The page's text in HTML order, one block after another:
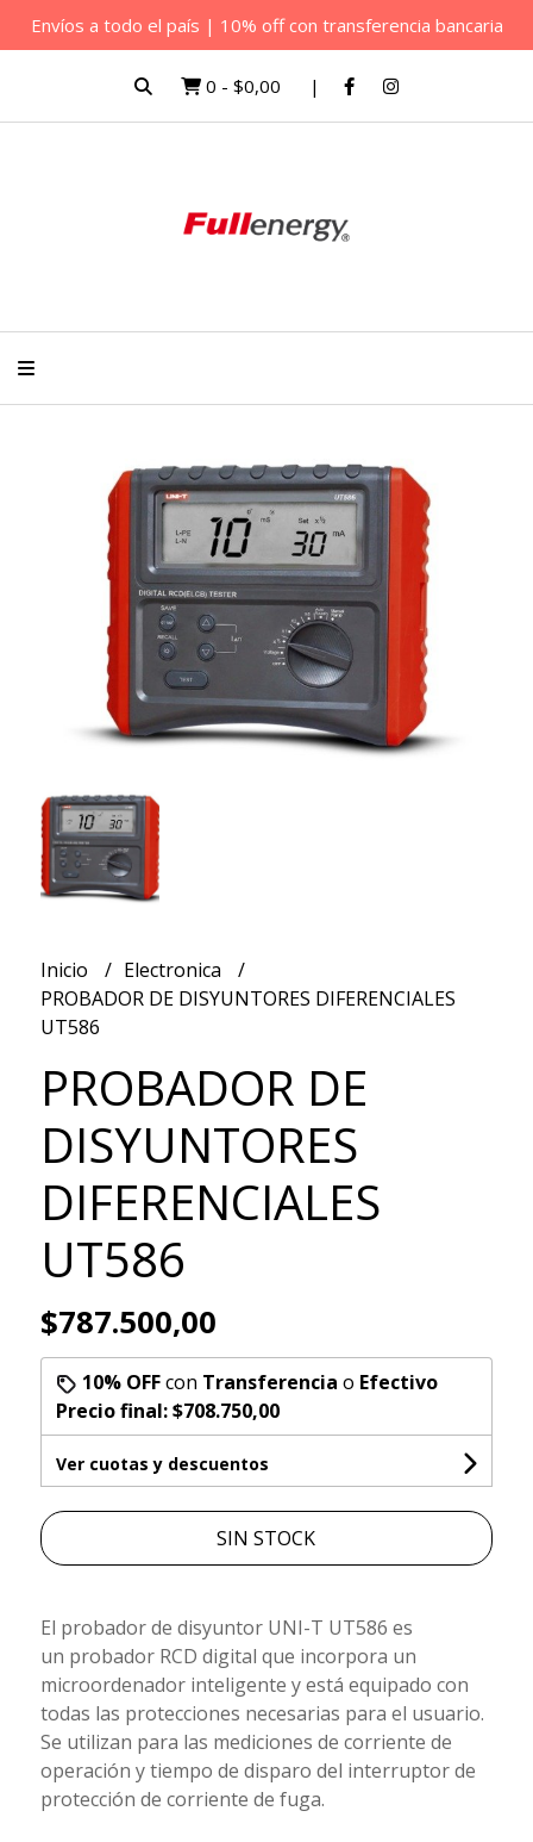
Envíos a todo el país | 10% off con transferencia bancaria
0 - $0,00
Inicio
Electronica
PROBADOR DE DISYUNTORES DIFERENCIALES
UT586
PROBADOR DE
DISYUNTORES
DIFERENCIALES
UT586
$787.500,00
10% OFFcon Transferencia o Efectivo
Precio final:$708.750,00
Ver cuotas y descuentos
SIN STOCK
El probador de disyuntor UNI-T UT586 es
un probador RCD digital que incorpora un
microordenador inteligente y está equipado con
todas las protecciones necesarias para el usuario.
Se utilizan para las mediciones de corriente de
operación y tiempo de disparo del interruptor de
protección de corriente de fuga.